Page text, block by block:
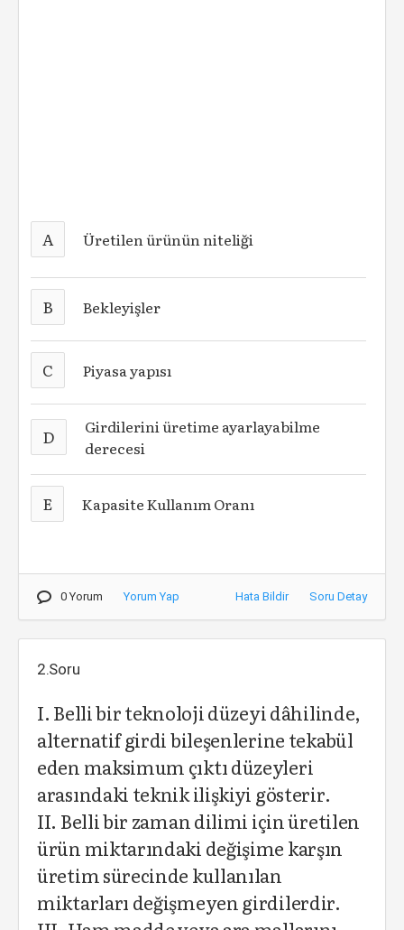
A Üretilen ürünün niteliği
B Bekleyişler
C Piyasa yapısı
D
Girdilerini üretime ayarlayabilme
derecesi
E Kapasite Kullanım Oranı
0 Yorum Yorum Yap Hata Bildir Soru Detay
2.Soru
I. Belli bir teknoloji düzeyi dâhilinde,
alternatif girdi bileşenlerine tekabül
eden maksimum çıktı düzeyleri
arasındaki teknik ilişkiyi gösterir.
II. Belli bir zaman dilimi için üretilen
ürün miktarındaki değişime karşın
üretim sürecinde kullanılan
miktarları değişmeyen girdilerdir.